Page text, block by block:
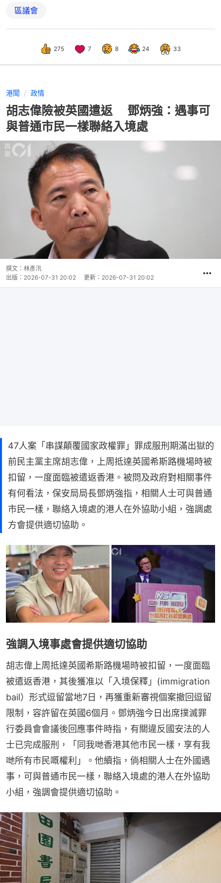
區議會
275 7 8 24 33
港聞 政情
胡志偉險被英國遣返 鄧炳強：遇事可
與普通市民一樣聯絡入境處
撰文： 林彥汛
出版： 2026-07-31 20:02 更新： 2026-07-31 20:02
47人案「串謀顛覆國家政權罪」罪成服刑期滿出獄的
前民主黨主席胡志偉，上周抵達英國希斯路機場時被
扣留，一度面臨被遣返香港。被問及政府對相關事件
有何看法，保安局局長鄧炳強指，相關人士可與普通
市民一樣，聯絡入境處的港人在外協助小組，強調處
方會提供適切協助。
強調入境事處會提供適切協助
胡志偉上周抵達英國希斯路機場時被扣留，一度面臨
被遣返香港，其後獲准以「入境保釋」(immigration
bail）形式逗留當地7日，再獲重新審視個案撤回逗留
限制，容許留在英國6個月。鄧炳強今日出席撲滅罪
行委員會會議後回應事件時指，有關違反國安法的人
士已完成服刑，「同我哋香港其他市民一樣，享有我
哋所有市民嘅權利」。他續指，倘相關人士在外國遇
事，可與普通市民一樣，聯絡入境處的港人在外協助
小組，強調會提供適切協助。